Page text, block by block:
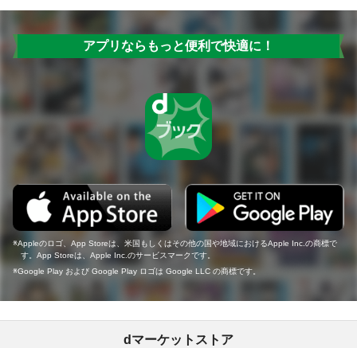
アプリならもっと便利で快適に！
Appleのロゴ、App Storeは、米国もしくはその他の国や地域におけるApple Inc.の商標で
す。App Storeは、Apple Inc.のサービスマークです。
Google Play および Google Play ロゴは Google LLC の商標です。
dマーケットストア